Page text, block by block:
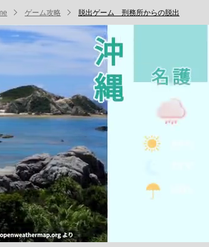
ゲーム攻略 脱出ゲーム 刑務所からの脱出